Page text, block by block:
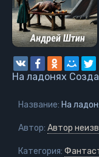
На ладонях
Название: На
Автор: Автор
Категория: